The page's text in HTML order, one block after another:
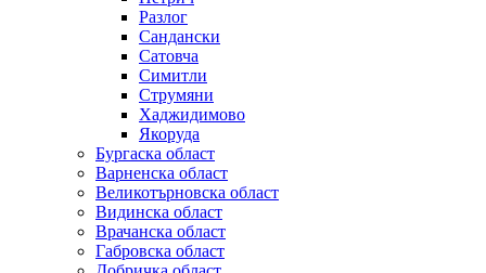
Разлог
Сандански
Сатовча
Симитли
Струмяни
Хаджидимово
Якоруда
Бургаска област
Варненска област
Великотърновска област
Видинска област
Врачанска област
Габровска област